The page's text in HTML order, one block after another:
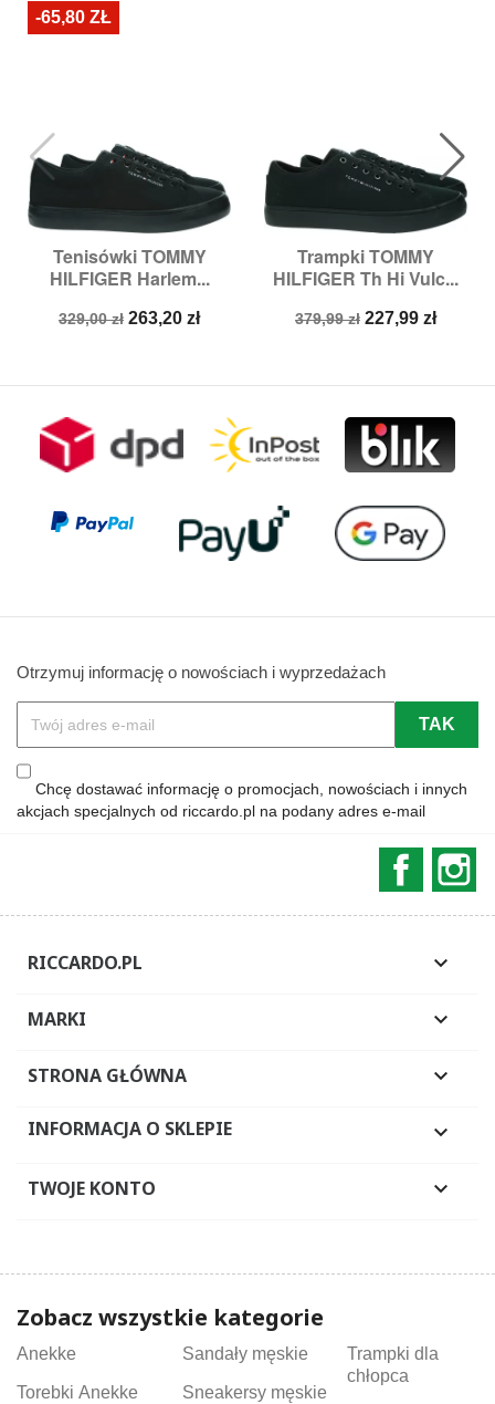
Tenisówki TOMMY
HILFIGER Harlem...
Cena
329,00 zł Cena
263,20 zł
-65,80 ZŁ
Trampki TOMMY
HILFIGER Th Hi Vulc...
Cena
379,99 zł Cena
227,99 zł
Otrzymuj informację o nowościach i wyprzedażach
Chcę dostawać informację o promocjach, nowościach i innych
akcjach specjalnych od riccardo.pl na podany adres e-mail
RICCARDO.PL 
MARKI 
STRONA GŁÓWNA 
INFORMACJA O SKLEPIE 
TWOJE KONTO 
Zobacz wszystkie kategorie
Anekke
Torebki Anekke
Sandały męskie
Sneakersy męskie
Trampki dla
chłopca